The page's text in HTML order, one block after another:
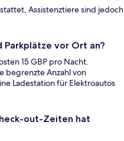
Assistenztiere sind jedoch
vor Ort an?
15 GBP pro Nacht.
begrenzte Anzahl von
Ladestation für Elektroautos
out-Zeiten hat